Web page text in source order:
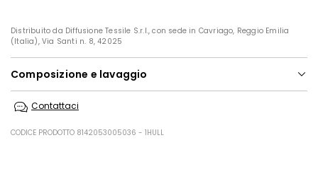
Distribuito da Diffusione Tessile S.r.l., con sede in Cavriago, Reggio Emilia
(Italia), Via Santi n. 8, 42025
Composizione e lavaggio
ferro tiepido max 120 gradi c; lavare a secco delicato con
Contattaci
CODICE PRODOTTO 8142053005036 - 1HULL